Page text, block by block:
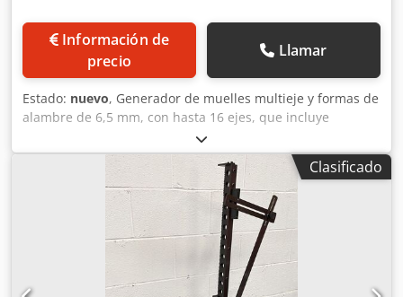
Información de
precio
Llamar
Estado: nuevo, Generador de muelles multieje y formas de
alambre de 6,5 mm, con hasta 16 ejes, que incluye
rotación del alambre, un motor por cada eje móvil, control
del diámetro exterior y otras funciones útiles. La máquina
se utiliza ampliamente para la fabricación de muelles de
doble torsión para aplicaciones agrícolas, pero no se limita
a ello: puede producir una amplia gama de muelles de
torsión, de doble torsión y de extensión, así como formas
de alambre y de lámina. Dwedei Ik Ayopfx Aivsa
Clasificado